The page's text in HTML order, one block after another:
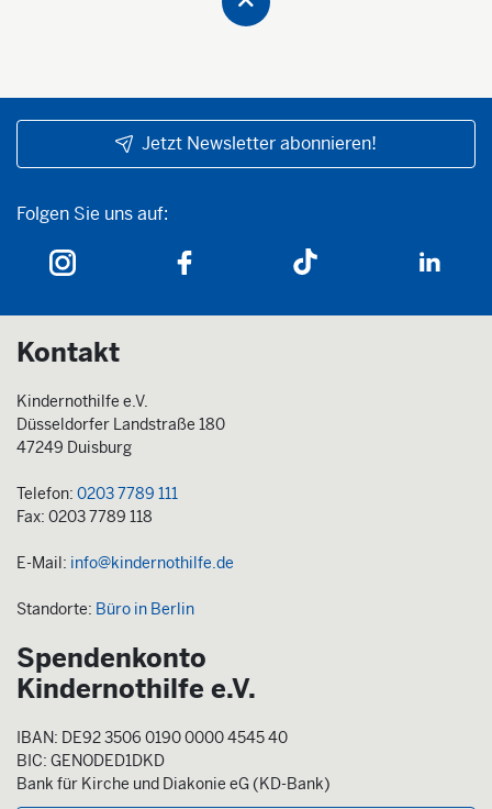
Jetzt Newsletter abonnieren!
Folgen Sie uns auf:
Folgen Sie uns auf:
Kontakt
Kindernothilfe e.V.
Düsseldorfer Landstraße 180
47249 Duisburg
Telefon: 0203 7789 111
Fax: 0203 7789 118
E-Mail: info@kindernothilfe.de
Standorte: Büro in Berlin
Spendenkonto
Kindernothilfe e.V.
IBAN: DE92 3506 0190 0000 4545 40
BIC: GENODED1DKD
Bank für Kirche und Diakonie eG (KD-Bank)